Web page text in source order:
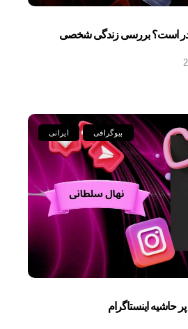
است؟ بررسی زندگی شخصی
ایرانی بیوگرافی
حاشیه اینستاگرام